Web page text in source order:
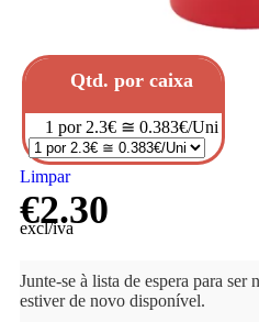
Qtd. por caixa
1 por 2.3€ ≅ 0.383€/Uni
Limpar
€2.30
excl/iva
Junte-se à lista de espera para
estiver de novo disponível.